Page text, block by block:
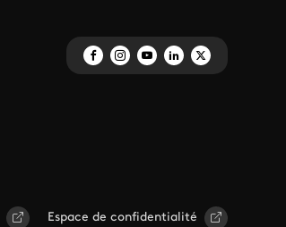
Espace de confidentialité